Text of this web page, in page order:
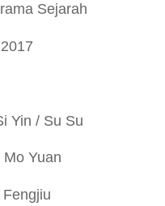
Sejarah
Yin / Su Su
Yuan